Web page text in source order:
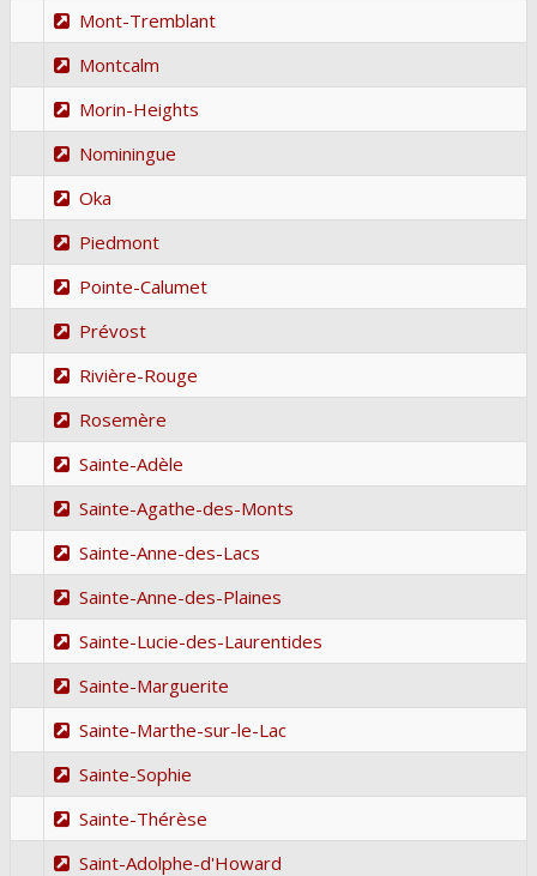
Mont-Tremblant
Montcalm
Morin-Heights
Nominingue
Oka
Piedmont
Pointe-Calumet
Prévost
Rivière-Rouge
Rosemère
Sainte-Adèle
Sainte-Agathe-des-Monts
Sainte-Anne-des-Lacs
Sainte-Anne-des-Plaines
Sainte-Lucie-des-Laurentides
Sainte-Marguerite
Sainte-Marthe-sur-le-Lac
Sainte-Sophie
Sainte-Thérèse
Saint-Adolphe-d'Howard